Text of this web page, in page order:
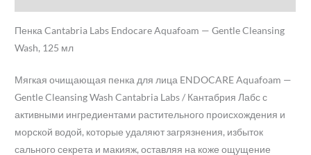
Пенка Cantabria Labs Endocare Aquafoam — Gentle Cleansing
Wash, 125 мл
Мягкая очищающая пенка для лица ENDOCARE Aquafoam —
Gentle Cleansing Wash Cantabria Labs / Кантабрия Лабс с
активными ингредиентами растительного происхождения и
морской водой, которые удаляют загрязнения, избыток
сального секрета и макияж, оставляя на коже ощущение